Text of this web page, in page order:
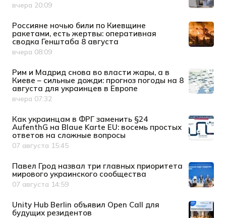
Дата публикации
вчера 20:09
Россияне ночью били по Киевщине
ракетами, есть жертвы: оперативная
сводка Генштаба 8 августа
Дата публикации
вчера 08:09
Рим и Мадрид снова во власти жары, а в
Киеве – сильные дожди: прогноз погоды на 8
августа для украинцев в Европе
Дата публикации
вчера 07:32
Как украинцам в ФРГ заменить §24
AufenthG на Blaue Karte EU: восемь простых
ответов на сложные вопросы
Дата публикации
07 августа 15:45
Павел Грод назвал три главных приоритета
мирового украинского сообщества
Дата публикации
07 августа 14:59
Unity Hub Berlin объявил Open Call для
будущих резидентов